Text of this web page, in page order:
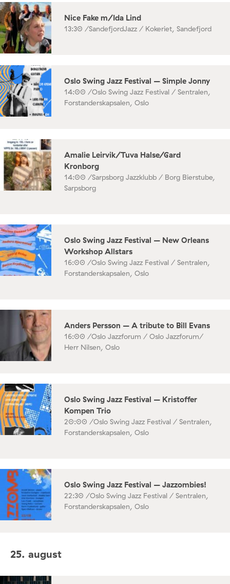
Nice Fake m/Ida Lind
13:30 /SandefjordJazz / Kokeriet, Sandefjord
Oslo Swing Jazz Festival – Simple Jonny
14:00 /Oslo Swing Jazz Festival / Sentralen,
Forstanderskapsalen, Oslo
Amalie Leirvik/Tuva Halse/Gard
Kronborg
14:00 /Sarpsborg Jazzklubb / Borg Bierstube,
Sarpsborg
Oslo Swing Jazz Festival – New Orleans
Workshop Allstars
16:00 /Oslo Swing Jazz Festival / Sentralen,
Forstanderskapsalen, Oslo
Anders Persson – A tribute to Bill Evans
16:00 /Oslo Jazzforum / Oslo Jazzforum/
Herr Nilsen, Oslo
Oslo Swing Jazz Festival – Kristoffer
Kompen Trio
20:00 /Oslo Swing Jazz Festival / Sentralen,
Forstanderskapsalen, Oslo
Oslo Swing Jazz Festival – Jazzombies!
22:30 /Oslo Swing Jazz Festival / Sentralen,
Forstanderskapsalen, Oslo
25. august